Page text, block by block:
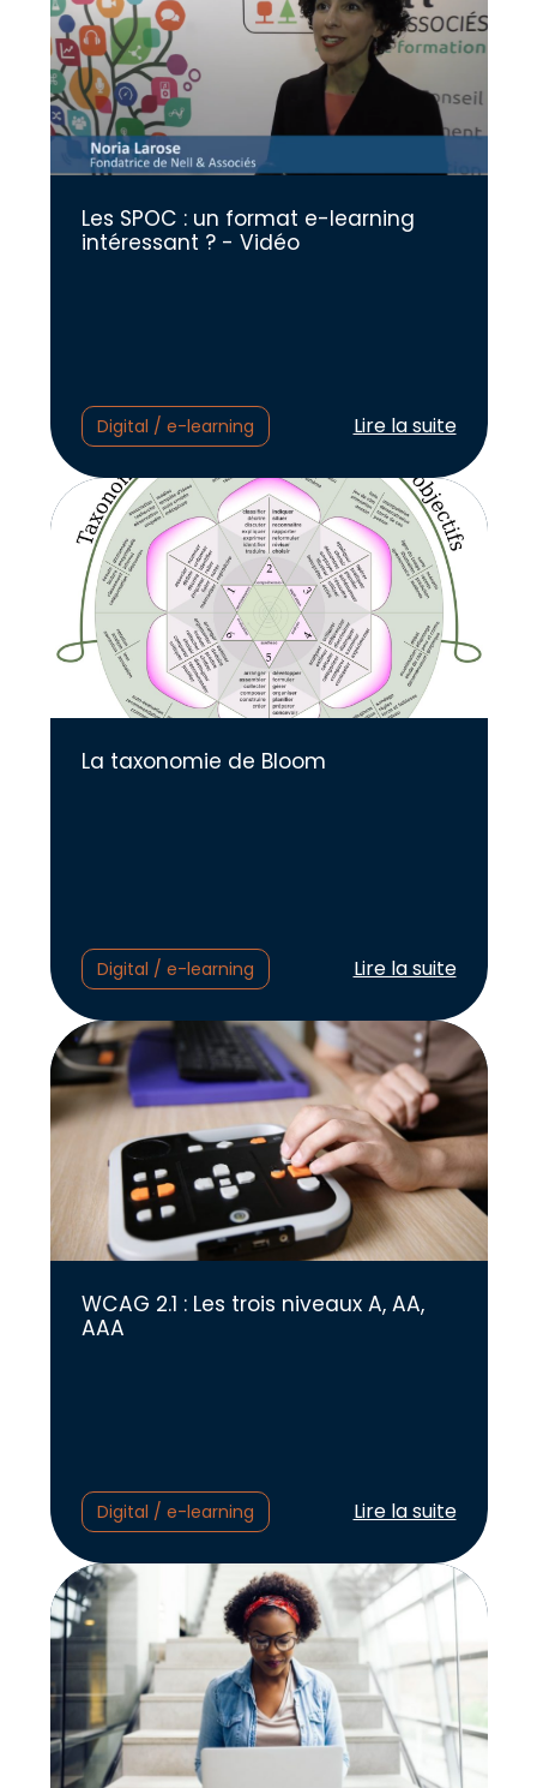
Les SPOC : un format e-learning
intéressant ? - Vidéo
Digital / e-learning Lire l'article :
Lire la suite
La taxonomie de Bloom
Digital / e-learning Lire l'article :
Lire la suite
WCAG 2.1 : Les trois niveaux A, AA,
AAA
Digital / e-learning Lire l'article :
Lire la suite